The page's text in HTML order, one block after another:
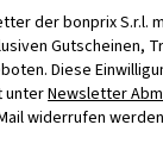
der bonprix S.r.l.
Gutscheinen,
Diese
unterNewsletter
widerrufen